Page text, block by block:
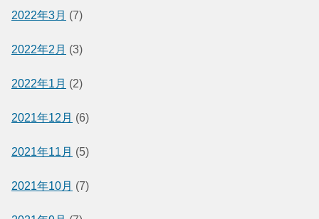
2022年3月 (7)
2022年2月 (3)
2022年1月 (2)
2021年12月 (6)
2021年11月 (5)
2021年10月 (7)